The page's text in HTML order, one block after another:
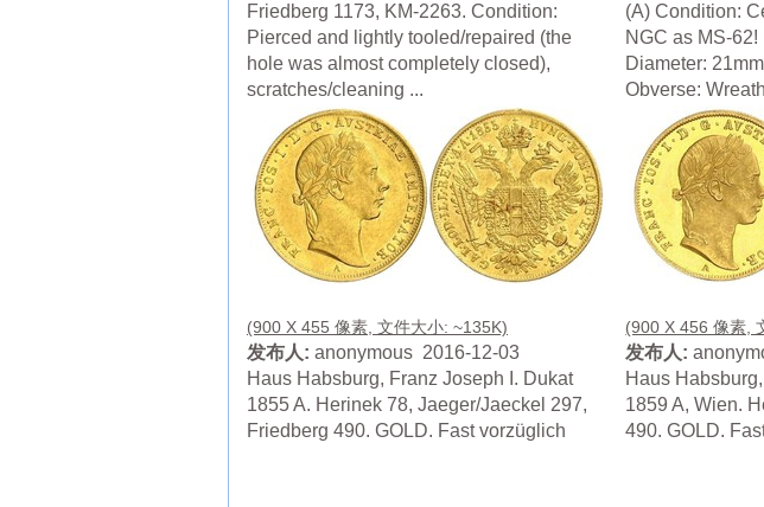
Friedberg 1173, KM-2263. Condition:
Pierced and lightly tooled/repaired (the
hole was almost completely closed),
scratches/cleaning ...
(A) Condition:
NGC as MS-
Diameter:
Obverse:
(900 X 455 像素, 文件大小: ~135K)
发布人: anonymous 2016-12-03
Haus Habsburg, Franz Joseph I. Dukat
1855 A. Herinek 78, Jaeger/Jaeckel 297,
Friedberg 490. GOLD. Fast vorzüglich
(900 X 456 像素,
发布人:
Haus
1859 A, Wien.
490. GOLD.